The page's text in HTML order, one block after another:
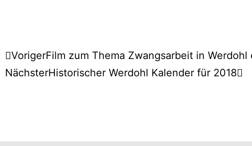
VorigerFilm zum Thema Zwangsarbeit in Werdohl
NächsterHistorischer Werdohl Kalender für 2018